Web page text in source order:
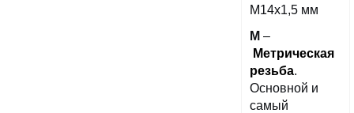
М14х1,5 мм
М –
Метрическая
резьба.
Основной и
самый